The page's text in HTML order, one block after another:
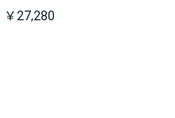
￥27,280